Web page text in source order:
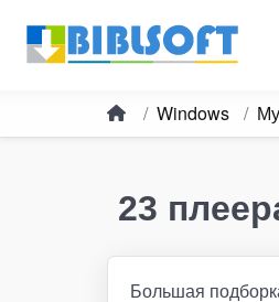
Windows
23
Большая